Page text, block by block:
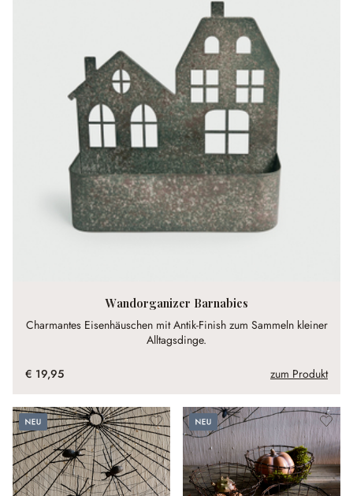
Wandorganizer Barnabies
Charmantes Eisenhäuschen mit Antik-Finish zum Sammeln kleiner
Alltagsdinge.
€ 19,95 zum Produkt
Neu Neu